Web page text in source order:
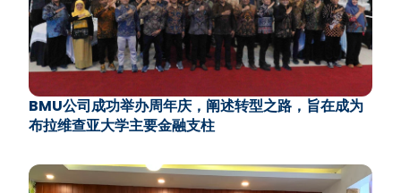
BMU公司成功举办周年庆，阐述转型之路，旨在成为
布拉维查亚大学主要金融支柱